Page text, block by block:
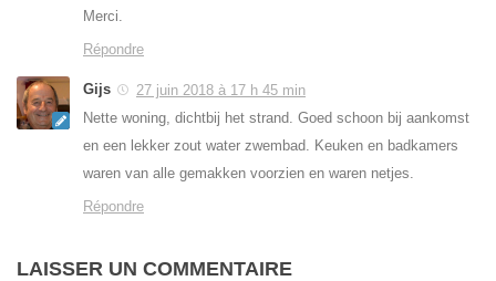
Merci.
Répondre
Gijs
27 juin 2018 à 17 h 45 min
Nette woning, dichtbij het strand. Goed schoon bij aankomst
en een lekker zout water zwembad. Keuken en badkamers
waren van alle gemakken voorzien en waren netjes.
Répondre
LAISSER UN COMMENTAIRE